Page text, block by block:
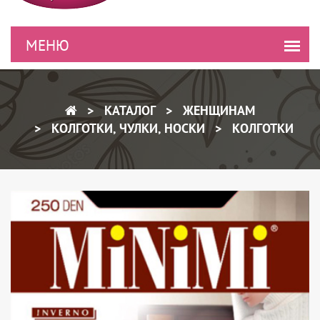
КАТАЛОГ
ЖЕНЩИНАМ
КОЛГОТКИ, ЧУЛКИ, НОСКИ
КОЛГОТКИ